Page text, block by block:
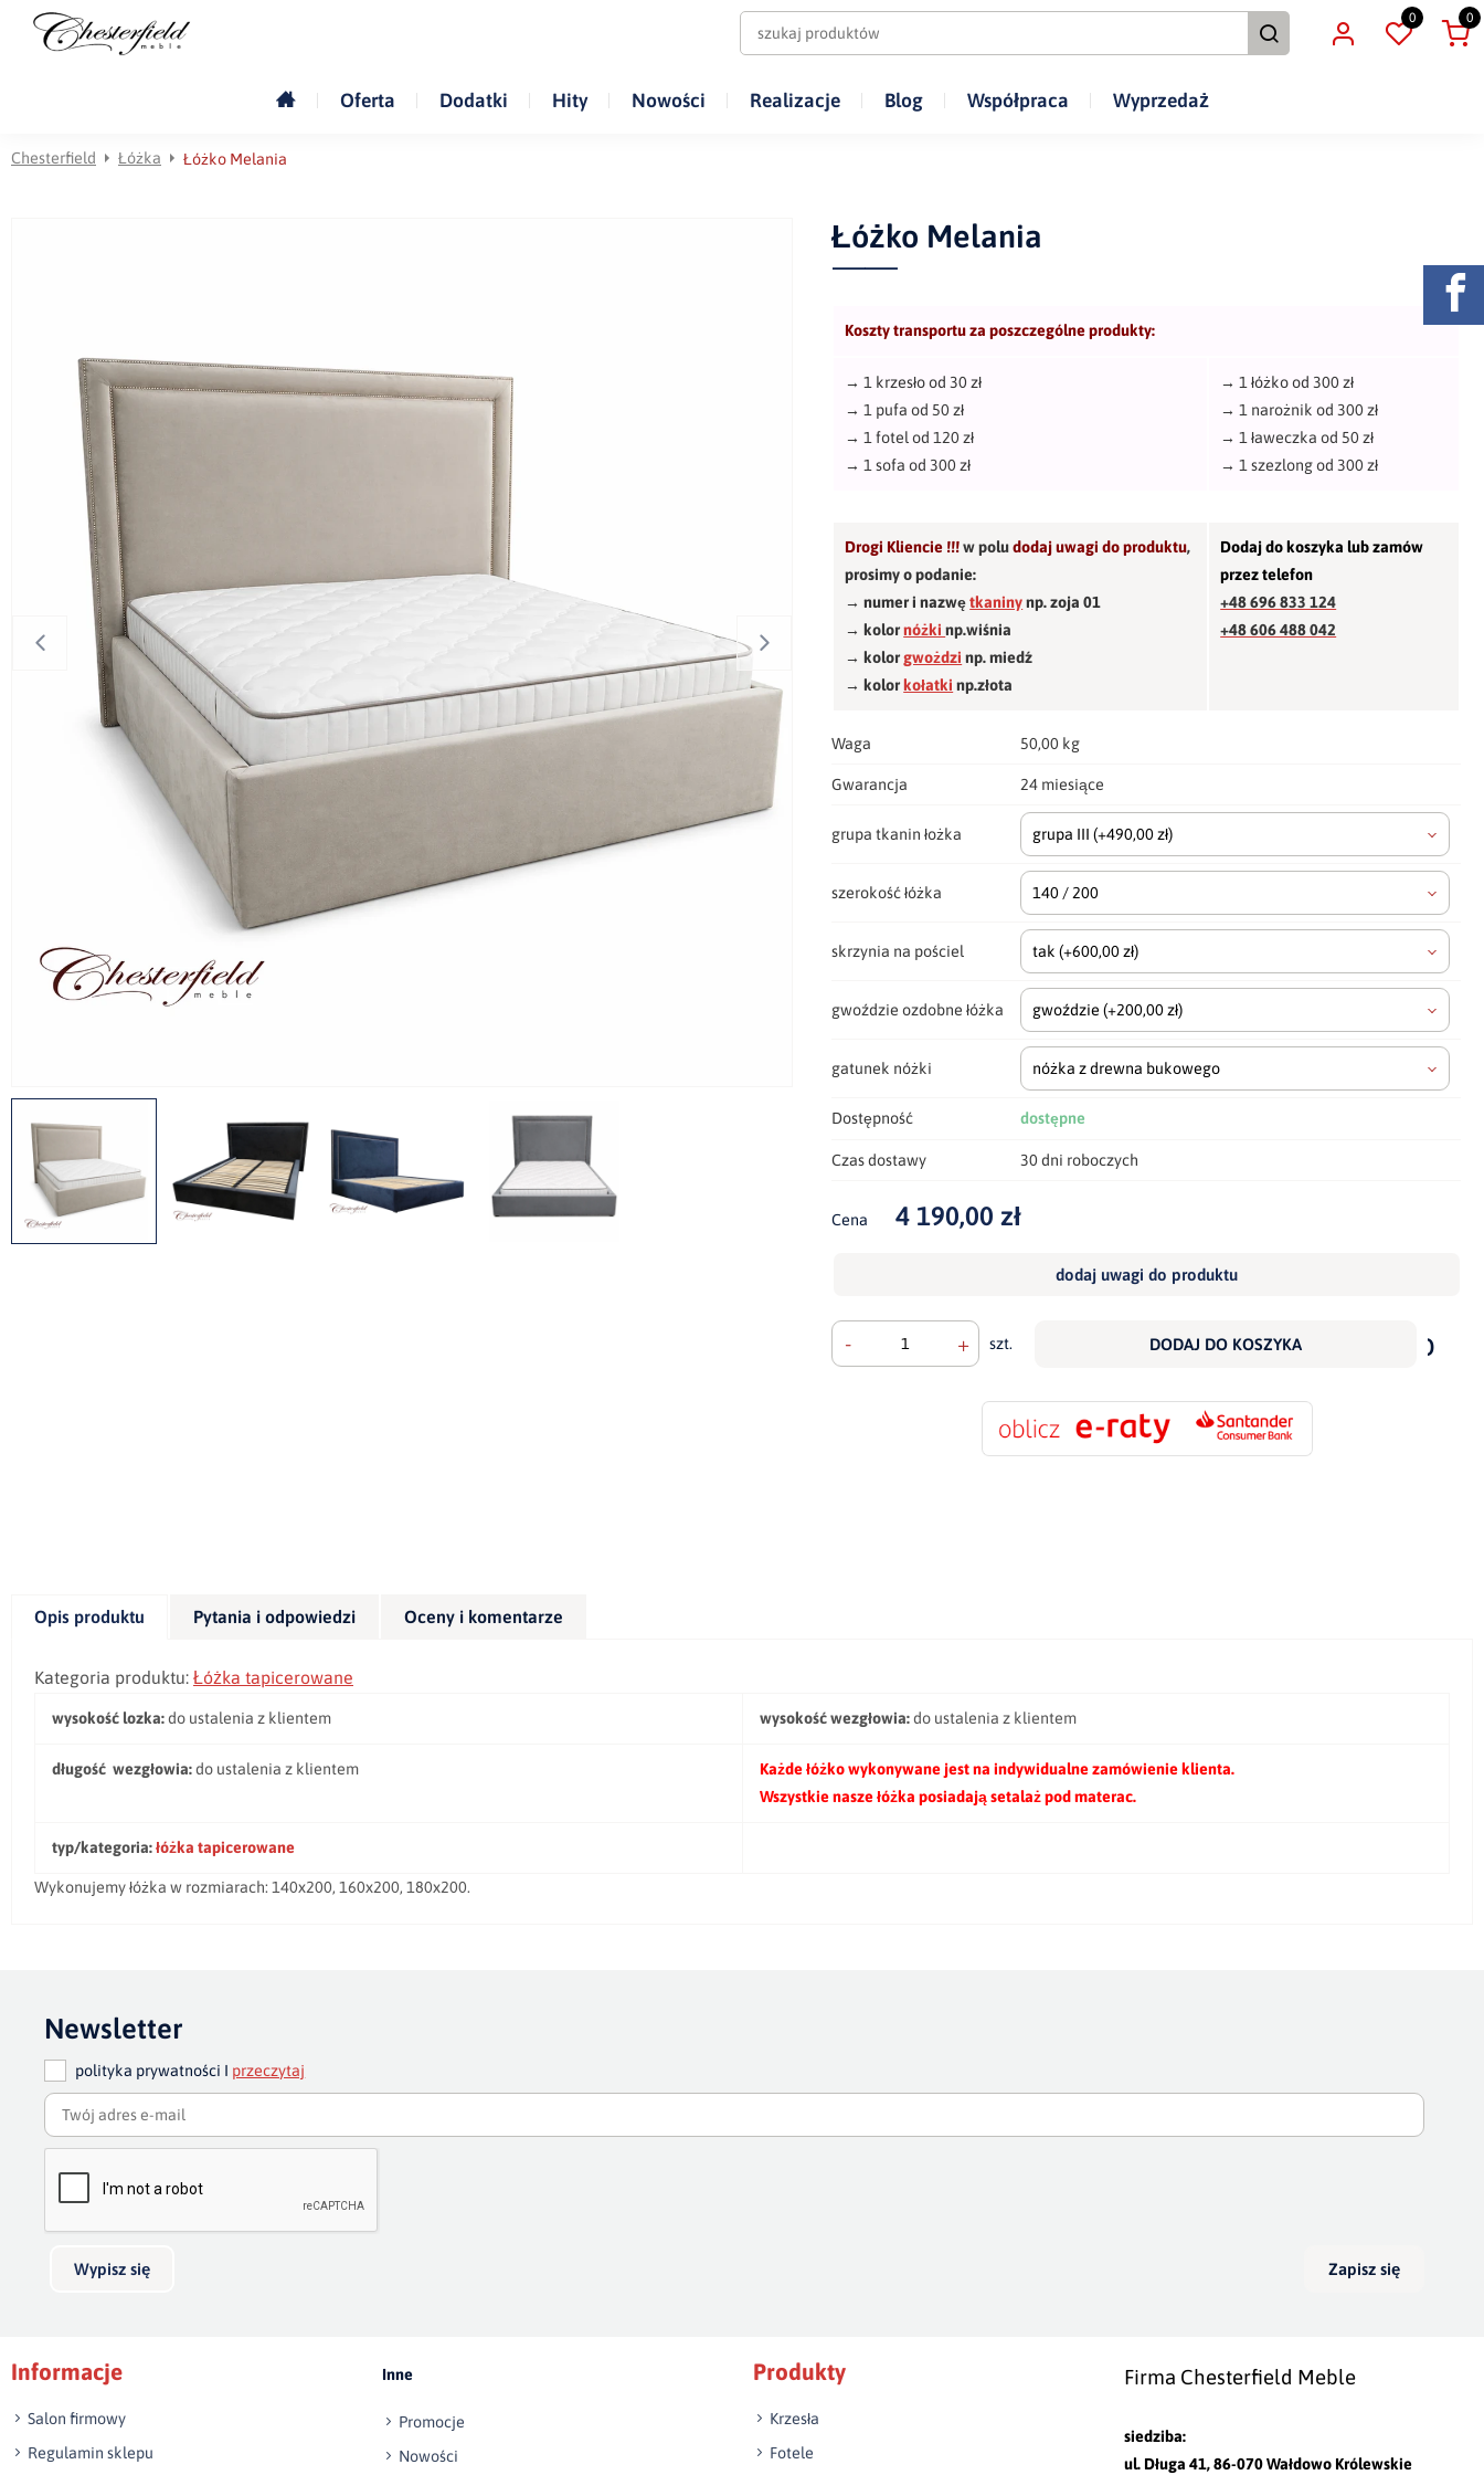
0 0
Oferta Dodatki Hity Nowości Realizacje Blog Współpraca Wyprzedaż
Chesterfield Łóżka Łóżko Melania
Łóżko Melania
Koszty transportu za poszczególne produkty:
→1 krzesło od 30 zł
→1 pufa od 50 zł
→ 1 fotel od 120 zł
→1 sofa od 300 zł
→1 łóżko od 300 zł
→1 narożnik od 300 zł
→1 ławeczka od 50 zł
→1 szezlong od 300 zł
Drogi Kliencie !!!w poludodaj uwagi do produktu,
prosimy o podanie:
→ numer i nazwętkaninynp. zoja 01
→ kolornóżkinp.wiśnia
→ kolorgwożdzi np. miedź
→ kolorkołatki np.złota
Dodaj do koszyka lub zamów
przez telefon
+48 696 833 124
+48 606 488 042
Waga 50,00 kg
Gwarancja 24 miesiące
grupa tkanin łożka grupa III(+490,00 zł)
szerokość łóżka 140 / 200
skrzynia na pościel tak(+600,00 zł)
gwoździe ozdobne łóżka gwoździe(+200,00 zł)
gatunek nóżki nóżka z drewna bukowego
Dostępność dostępne
Czas dostawy 30 dni roboczych
Cena 4 190,00 zł
dodaj uwagi do produktu
- + szt. DODAJ DO KOSZYKA
do
Opis produktu Pytania i odpowiedzi Oceny i komentarze
Kategoria produktu: Łóżka tapicerowane
wysokość lozka:do ustalenia z klientem wysokość wezgłowia:do ustalenia z klientem
długość wezgłowia:do ustalenia z klientem
Każde łóżko wykonywane jest na indywidualne zamówienie klienta.
Wszystkie nasze łóżka posiadają setalaż pod materac.
typ/kategoria:łóżka tapicerowane
Wykonujemy łóżka w rozmiarach: 140x200, 160x200, 180x200.
Newsletter
polityka prywatności I przeczytaj
Wypisz się Zapisz się
Informacje
Salon firmowy
Regulamin sklepu
Inne
Promocje
Nowości
Produkty
Krzesła
Fotele
Firma Chesterfield Meble
siedziba:
ul. Długa 41, 86-070 Wałdowo Królewskie